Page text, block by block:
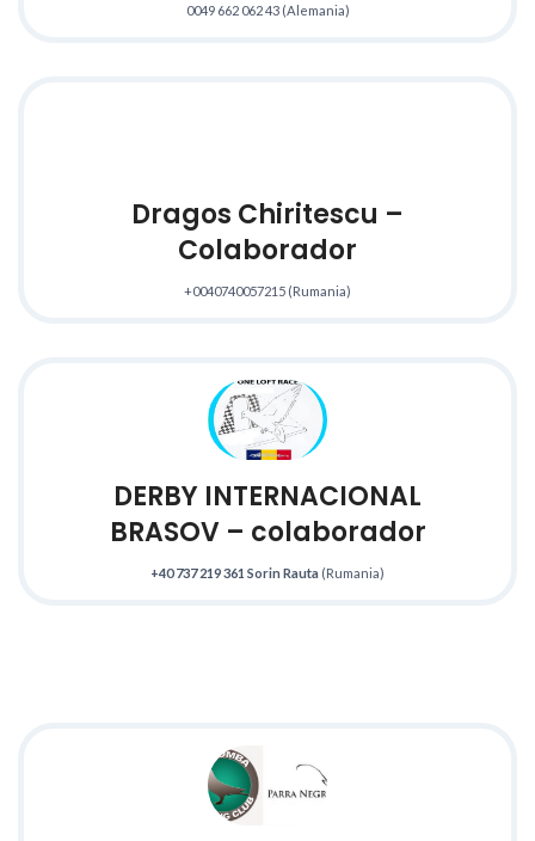
0049 662 062 43 (Alemania)
Dragos Chiritescu –
Colaborador
+0040740057215 (Rumania)
DERBY INTERNACIONAL
BRASOV– colaborador
+40 737 219 361 Sorin Rauta (Rumania)